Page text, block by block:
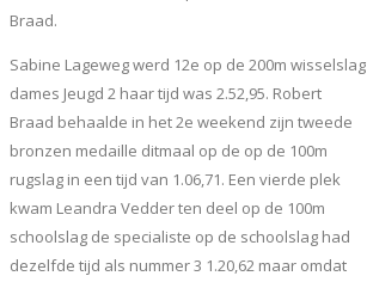
Braad.
Sabine Lageweg werd 12e op de 200m wisselslag
dames Jeugd 2 haar tijd was 2.52,95. Robert
Braad behaalde in het 2e weekend zijn tweede
bronzen medaille ditmaal op de op de 100m
rugslag in een tijd van 1.06,71. Een vierde plek
kwam Leandra Vedder ten deel op de 100m
schoolslag de specialiste op de schoolslag had
dezelfde tijd als nummer 3 1.20,62 maar omdat